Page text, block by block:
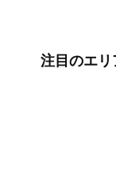
注目のエリ